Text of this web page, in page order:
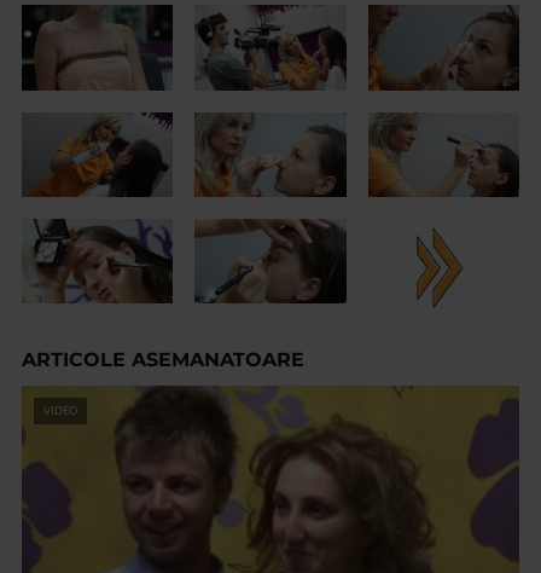
ARTICOLE ASEMANATOARE
VIDEO